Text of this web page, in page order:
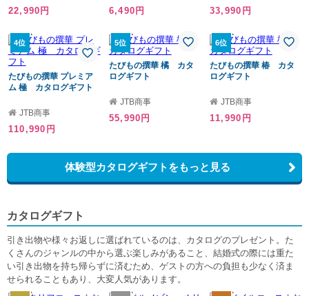
22,990円 6,490円 33,990円
4位
たびもの撰華 プレミア
ム 極 カタログギフト
JTB商事
110,990円
5位
たびもの撰華 橘 カタ
ログギフト
JTB商事
55,990円
6位
たびもの撰華 椿 カタ
ログギフト
JTB商事
11,990円
体験型カタログギフトをもっと見る
カタログギフト
引き出物や様々お返しに選ばれているのは、カタログのプレゼント。た
くさんのジャンルの中から選ぶ楽しみがあること、結婚式の際には重た
い引き出物を持ち帰らずに済むため、ゲストの方への負担も少なく済ま
せられることもあり、大変人気があります。